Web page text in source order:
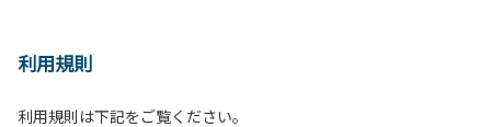
利用規則
利用規則は下記をご覧ください。